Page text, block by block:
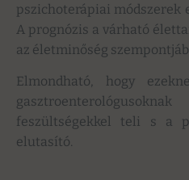
pszichoterápiai módszerek
A prognózis a várható
az életminőség
Elmondható, hogy
feszültségekkel teli s a
elutasító.